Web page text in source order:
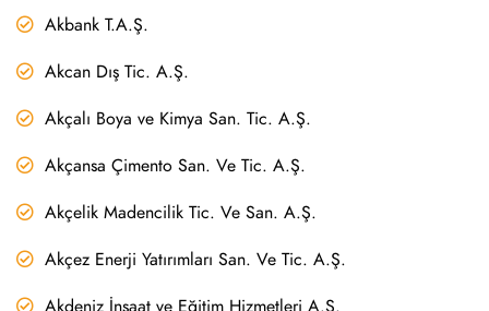
Akbank T.A.Ş.
Akcan Dış Tic. A.Ş.
Akçalı Boya ve Kimya San. Tic. A.Ş.
Akçansa Çimento San. Ve Tic. A.Ş.
Akçelik Madencilik Tic. Ve San. A.Ş.
Akçez Enerji Yatırımları San. Ve Tic. A.Ş.